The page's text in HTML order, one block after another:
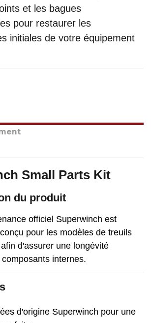
et les bagues
pour restaurer les
initiales de votre équipement
Small Parts Kit
du produit
officiel Superwinch est
pour les modèles de treuils
d'assurer une longévité
internes.
d'origine Superwinch pour une